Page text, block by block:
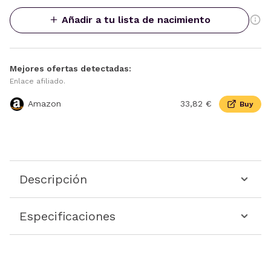
Añadir a tu lista de nacimiento
Mejores ofertas detectadas:
Enlace afiliado.
Amazon 33,82 € Buy
Descripción
Especificaciones